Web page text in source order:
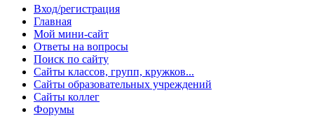
Вход/регистрация
Главная
Мой мини-сайт
Ответы на вопросы
Поиск по сайту
Сайты классов, групп, кружков...
Сайты образовательных учреждений
Сайты коллег
Форумы